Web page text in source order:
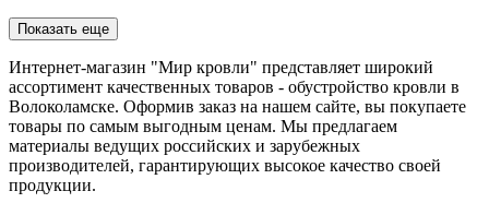
Показать еще
Интернет-магазин "Мир кровли" представляет широкий
ассортимент качественных товаров - обустройство кровли в
Волоколамске. Оформив заказ на нашем сайте, вы покупаете
товары по самым выгодным ценам. Мы предлагаем
материалы ведущих российских и зарубежных
производителей, гарантирующих высокое качество своей
продукции.